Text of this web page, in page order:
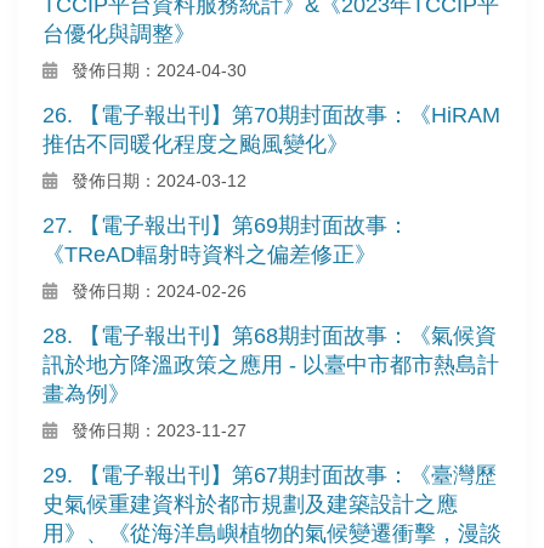
台優化與調整》
發佈日期：2024-04-30
26. 【電子報出刊】第70期封面故事：《HiRAM
推估不同暖化程度之颱風變化》
發佈日期：2024-03-12
27. 【電子報出刊】第69期封面故事：
《TReAD輻射時資料之偏差修正》
發佈日期：2024-02-26
28. 【電子報出刊】第68期封面故事：《氣候資
訊於地方降溫政策之應用 - 以臺中市都市熱島計
畫為例》
發佈日期：2023-11-27
29. 【電子報出刊】第67期封面故事：《臺灣歷
史氣候重建資料於都市規劃及建築設計之應
用》、《從海洋島嶼植物的氣候變遷衝擊，漫談